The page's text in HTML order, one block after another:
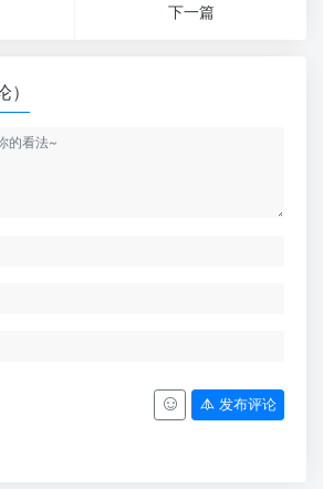
下一篇
发布评论